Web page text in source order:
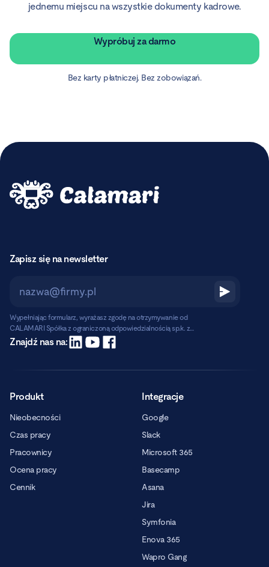
jednemu miejscu na wszystkie dokumenty kadrowe.
Wypróbuj za darmo
Bez karty płatniczej. Bez zobowiązań.
Zapisz się na newsletter
Wypełniając formularz, wyrażasz zgodę na otrzymywanie od
CALAMARI Spółka z ograniczoną odpowiedzialnością sp.k. z
siedzibą w Warszawie, ul. Chmielna 2/31, 00-020 Warszawa,
informacji handlowych pocztą elektroniczną.
Czytaj dalej
Znajdź nas na:
Produkt
Nieobecności
Czas pracy
Pracownicy
Ocena pracy
Cennik
Integracje
Google
Slack
Microsoft 365
Basecamp
Asana
Jira
Symfonia
Enova 365
Wapro Gang